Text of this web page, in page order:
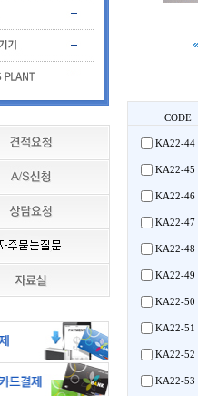
CODE
KA22-44
KA22-45
KA22-46
KA22-47
KA22-48
KA22-49
KA22-50
KA22-51
KA22-52
KA22-53